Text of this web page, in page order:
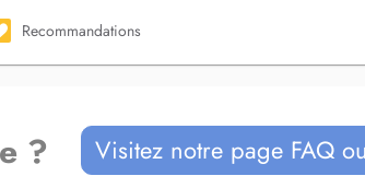
Recommandations
? Visitez notre page FAQ